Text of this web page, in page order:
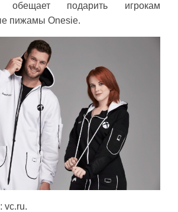
подарить игрокам
пижамы Onesie.
vc.ru.